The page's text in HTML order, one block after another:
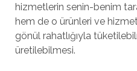
hizmetlerin senin-benim
hem de o ürünleri ve
gönül rahatlığıyla
üretilebilmesi.